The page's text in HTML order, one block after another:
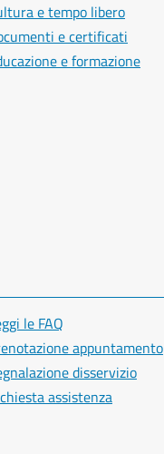
e tempo libero
e certificati
e formazione
le FAQ
appuntamento
disservizio
assistenza